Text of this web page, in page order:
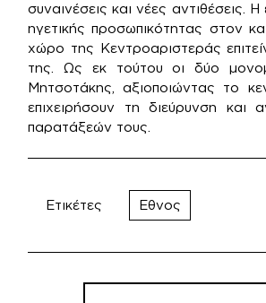
συναινέσεις και νέες αντιθέσεις.
ηγετικής προσωπικότητας στον
χώρο της Κεντροαριστεράς
της. Ως εκ τούτου οι δύο
Μητσοτάκης, αξιοποιώντας το
επιχειρήσουν τη διεύρυνση και
παρατάξεών τους.
Ετικέτες Εθνος
Πλοήγηση